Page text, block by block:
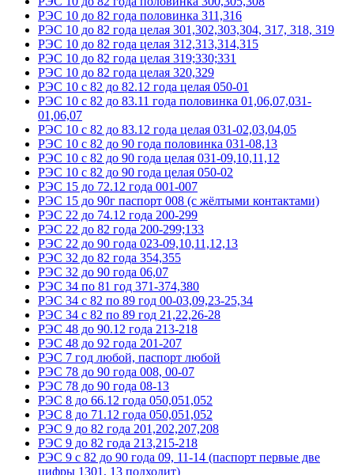
РЭС 10 до 82 года половинка 311,316
РЭС 10 до 82 года целая 301,302,303,304, 317, 318, 319
РЭС 10 до 82 года целая 312,313,314,315
РЭС 10 до 82 года целая 319;330;331
РЭС 10 до 82 года целая 320,329
РЭС 10 с 82 до 82.12 года целая 050-01
РЭС 10 с 82 до 83.11 года половинка 01,06,07,031-
01,06,07
РЭС 10 с 82 до 83.12 года целая 031-02,03,04,05
РЭС 10 с 82 до 90 года половинка 031-08,13
РЭС 10 с 82 до 90 года целая 031-09,10,11,12
РЭС 10 с 82 до 90 года целая 050-02
РЭС 15 до 72.12 года 001-007
РЭС 15 до 90г паспорт 008 (с жёлтыми контактами)
РЭС 22 до 74.12 года 200-299
РЭС 22 до 82 года 200-299;133
РЭС 22 до 90 года 023-09,10,11,12,13
РЭС 32 до 82 года 354,355
РЭС 32 до 90 года 06,07
РЭС 34 по 81 год 371-374,380
РЭС 34 с 82 по 89 год 00-03,09,23-25,34
РЭС 34 с 82 по 89 год 21,22,26-28
РЭС 48 до 90.12 года 213-218
РЭС 48 до 92 года 201-207
РЭС 7 год любой, паспорт любой
РЭС 78 до 90 года 008, 00-07
РЭС 78 до 90 года 08-13
РЭС 8 до 66.12 года 050,051,052
РЭС 8 до 71.12 года 050,051,052
РЭС 9 до 82 года 201,202,207,208
РЭС 9 до 82 года 213,215-218
РЭС 9 с 82 до 90 года 09, 11-14 (паспорт первые две
цифры 1301, 13 подходит)